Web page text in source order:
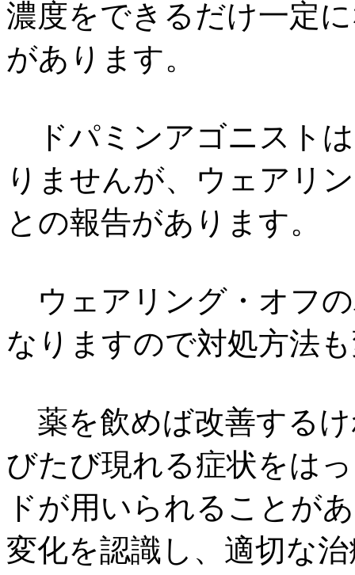
濃度をできるだけ一定
があります。
ドパミンアゴニスト
りませんが、ウェアリ
との報告があります。
ウェアリング・オフ
なりますので対処方法
薬を飲めば改善する
びたび現れる症状をは
ドが用いられることが
変化を認識し、適切な